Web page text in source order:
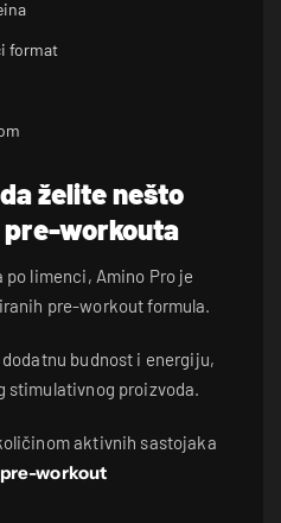
format
želite nešto
pre-workouta
po limenci, Amino Pro je
pre-workout formula.
budnost i energiju,
stimulativnog proizvoda.
aktivnih sastojaka
pre-workout